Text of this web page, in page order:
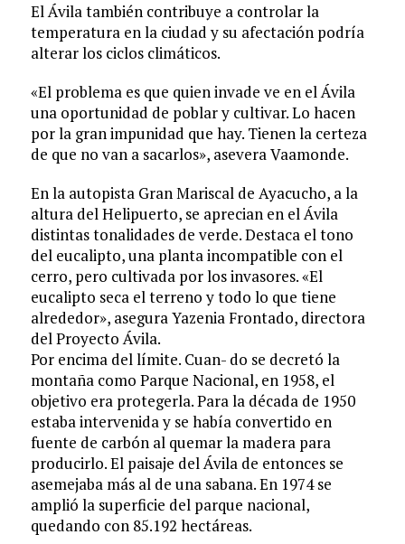
El Ávila también contribuye a controlar la
temperatura en la ciudad y su afectación podría
alterar los ciclos climáticos.
«El problema es que quien invade ve en el Ávila
una oportunidad de poblar y cultivar. Lo hacen
por la gran impunidad que hay. Tienen la certeza
de que no van a sacarlos», asevera Vaamonde.
En la autopista Gran Mariscal de Ayacucho, a la
altura del Helipuerto, se aprecian en el Ávila
distintas tonalidades de verde. Destaca el tono
del eucalipto, una planta incompatible con el
cerro, pero cultivada por los invasores. «El
eucalipto seca el terreno y todo lo que tiene
alrededor», asegura Yazenia Frontado, directora
del Proyecto Ávila.
Por encima del límite. Cuan- do se decretó la
montaña como Parque Nacional, en 1958, el
objetivo era protegerla. Para la década de 1950
estaba intervenida y se había convertido en
fuente de carbón al quemar la madera para
producirlo. El paisaje del Ávila de entonces se
asemejaba más al de una sabana. En 1974 se
amplió la superficie del parque nacional,
quedando con 85.192 hectáreas.